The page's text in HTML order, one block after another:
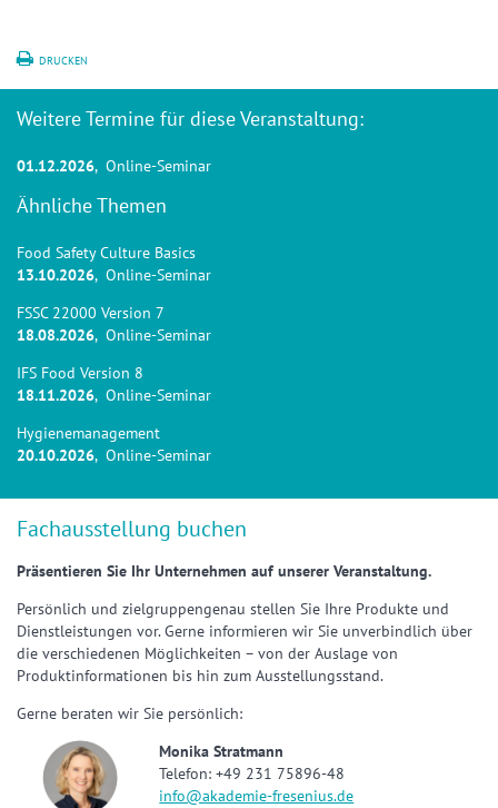
DRUCKEN
Weitere Termine für diese Veranstaltung:
01.12.2026, Online-Seminar
Ähnliche Themen
Food Safety Culture Basics
13.10.2026, Online-Seminar
FSSC 22000 Version 7
18.08.2026, Online-Seminar
IFS Food Version 8
18.11.2026, Online-Seminar
Hygienemanagement
20.10.2026, Online-Seminar
Fachausstellung buchen
Präsentieren Sie Ihr Unternehmen auf unserer Veranstaltung.
Persönlich und zielgruppengenau stellen Sie Ihre Produkte und
Dienstleistungen vor. Gerne informieren wir Sie unverbindlich über
die verschiedenen Möglichkeiten – von der Auslage von
Produktinformationen bis hin zum Ausstellungsstand.
Gerne beraten wir Sie persönlich:
Monika Stratmann
Telefon: +49 231 75896-48
info@akademie-fresenius.de